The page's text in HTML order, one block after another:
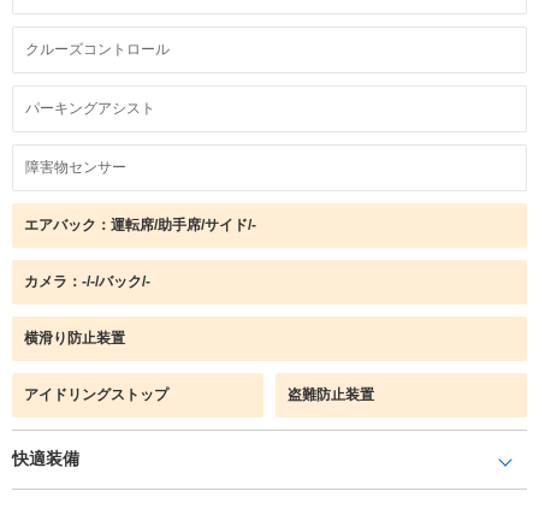
クルーズコントロール
パーキングアシスト
障害物センサー
エアバック：運転席/助手席/サイド/-
カメラ：-/-/バック/-
横滑り防止装置
アイドリングストップ 盗難防止装置
快適装備